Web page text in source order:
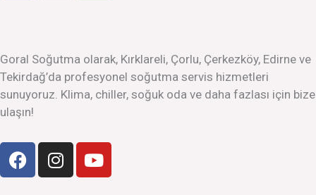
o
o
k
g
r
a
b
e
Goral Soğutma olarak, Kırklareli, Çorlu, Çerkezköy, Edirne ve
Tekirdağ’da profesyonel soğutma servis hizmetleri
sunuyoruz. Klima, chiller, soğuk oda ve daha fazlası için bize
ulaşın!
F
a
I
n
Y
o